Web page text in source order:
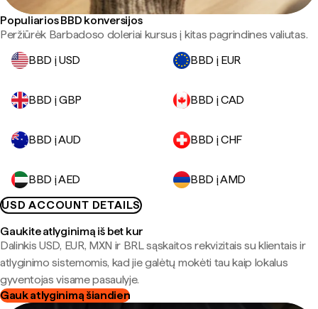
Populiarios BBD konversijos
Peržiūrėk Barbadoso doleriai kursus į kitas pagrindines valiutas.
BBD į USD
BBD į EUR
BBD į GBP BBD į CAD
BBD į AUD BBD į CHF
BBD į AED
BBD į AMD
USD ACCOUNT DETAILS
Gaukite atlyginimą iš bet kur
Dalinkis USD, EUR, MXN ir BRL sąskaitos rekvizitais su klientais ir
atlyginimo sistemomis, kad jie galėtų mokėti tau kaip lokalus
gyventojas visame pasaulyje.
Gauk atlyginimą šiandien